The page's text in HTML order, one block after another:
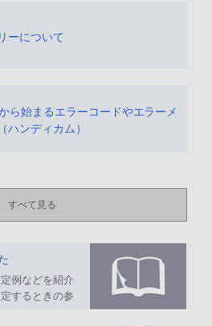
ーについて
ら始まるエラーコードやエラーメ
ハンディカム）
すべて見る
例などを紹介
するときの参